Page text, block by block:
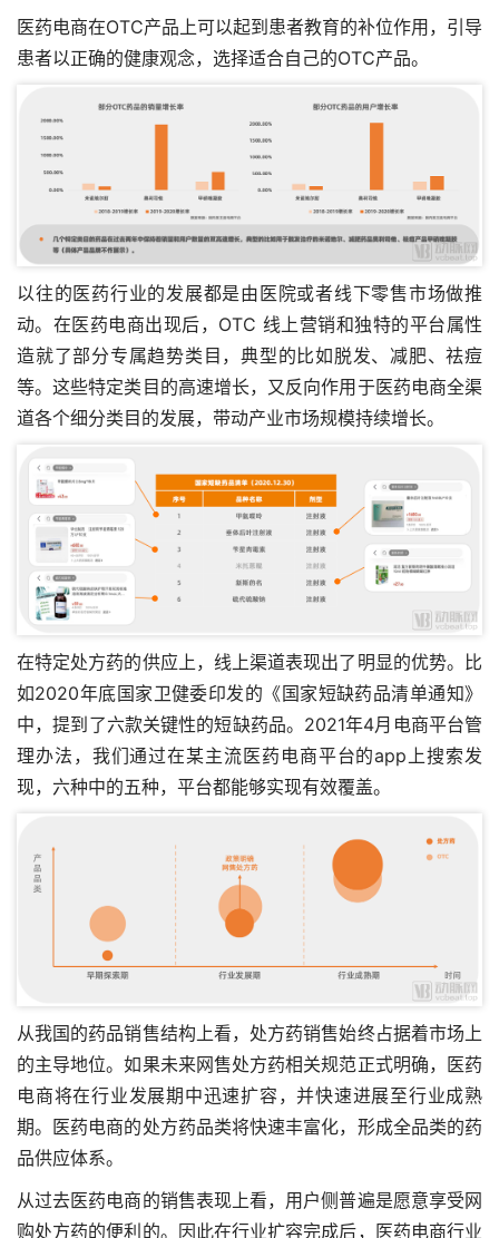
医药电商在OTC产品上可以起到患者教育的补位作用，引导
患者以正确的健康观念，选择适合自己的OTC产品。
以往的医药行业的发展都是由医院或者线下零售市场做推
动。在医药电商出现后，OTC 线上营销和独特的平台属性
造就了部分专属趋势类目，典型的比如脱发、减肥、祛痘
等。这些特定类目的高速增长，又反向作用于医药电商全渠
道各个细分类目的发展，带动产业市场规模持续增长。
在特定处方药的供应上，线上渠道表现出了明显的优势。比
如2020年底国家卫健委印发的《国家短缺药品清单通知》
中，提到了六款关键性的短缺药品。2021年4月 电商平台管
理办法 ，我们通过在某主流医药电商平台的app上搜索发
现，六种中的五种，平台都能够实现有效覆盖。
从我国的药品销售结构上看，处方药销售始终占据着市场上
的主导地位。如果未来网售处方药相关规范正式明确，医药
电商将在行业发展期中迅速扩容，并快速进展至行业成熟
期。医药电商的处方药品类将快速丰富化，形成全品类的药
品供应体系。
从过去医药电商的销售表现上看，用户侧普遍是愿意享受网
购处方药的便利的。因此在行业扩容完成后，医药电商行业